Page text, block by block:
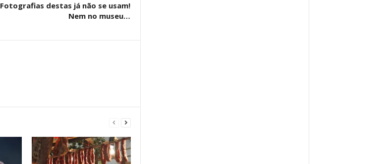
Fotografias destas já não se usam!
Nem no museu…